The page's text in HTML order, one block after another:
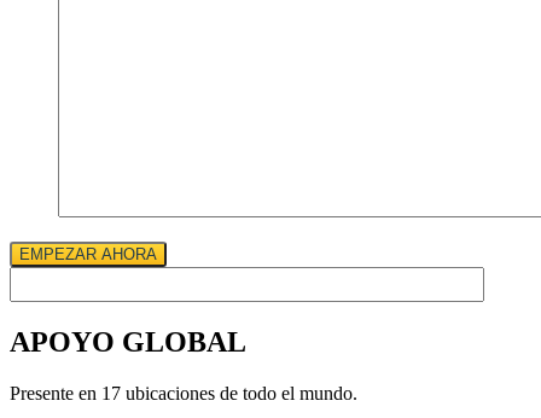
EMPEZAR AHORA
APOYO GLOBAL
Presente en 17 ubicaciones de todo el mundo.